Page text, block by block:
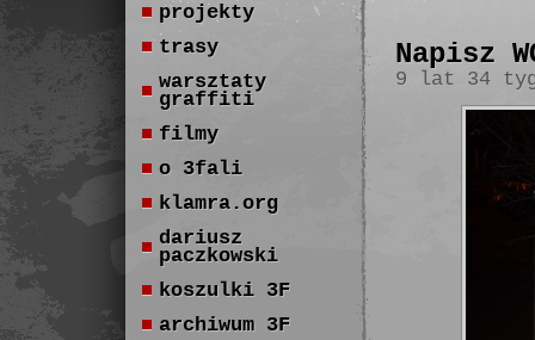
Napisz
9 lat 34
projekty
trasy
warsztaty
graffiti
filmy
o 3fali
klamra.org
dariusz
paczkowski
koszulki 3F
archiwum 3F